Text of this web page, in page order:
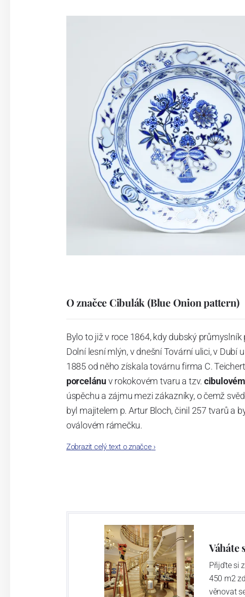
O značce Cibulák (Blue Onion pattern)
Bylo to již v roce 1864, kdy dubský
Dolní lesní mlýn, v dnešní Tovární ulici, v Dubí
1885 od něho získala továrnu firma C.
porcelánuv rokokovém tvaru a tzv.
úspěchu a zájmu mezi zákazníky, o čemž
byl majitelem p. Artur Bloch, činil 257 tvarů a
oválovém rámečku.
Dnes, kdy čtete tento úvod, nese firma název
Zobrazit celý text o značce›
Váháte
Přijďte si
450 m2
věnovat